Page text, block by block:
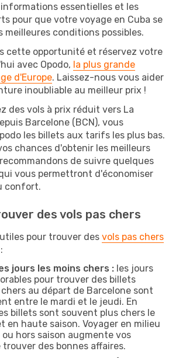
essentielles et les
pour que votre voyage en Cuba se
meilleures conditions possibles.
cette opportunité et réservez votre
avec Opodo, la plus grande
d'Europe. Laissez-nous vous aider
inoubliable au meilleur prix !
des vols à prix réduit vers La
Barcelone (BCN), vous
les billets aux tarifs les plus bas.
chances d'obtenir les meilleurs
de suivre quelques
vous permettront d'économiser
confort.
des vols pas chers
pour trouver des vols pas chers
jours les moins chers : les jours
pour trouver des billets
au départ de Barcelone sont
entre le mardi et le jeudi. En
billets sont souvent plus chers le
en haute saison. Voyager en milieu
ou hors saison augmente vos
trouver des bonnes affaires.